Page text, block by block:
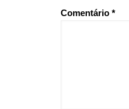
Comentário *